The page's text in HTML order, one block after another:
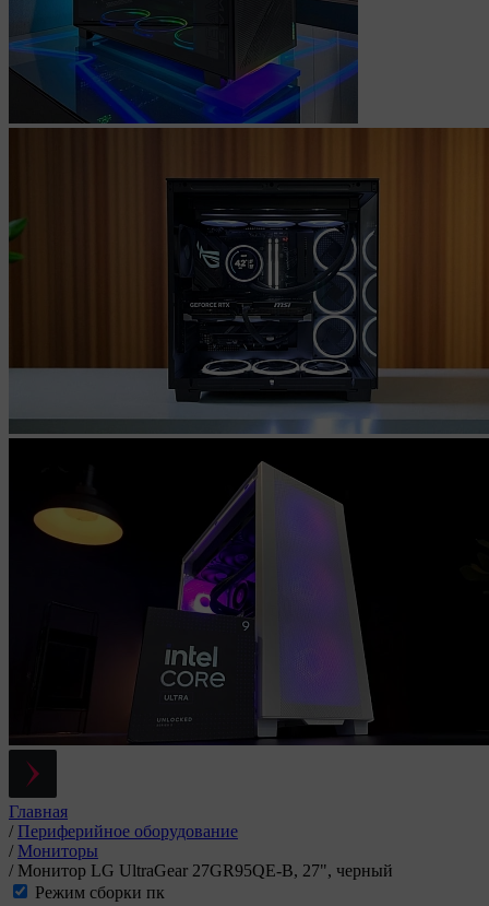
Главная
/ Периферийное оборудование
/ Мониторы
/ Монитор LG UltraGear 27GR95QE-B, 27", черный
Режим сборки пк